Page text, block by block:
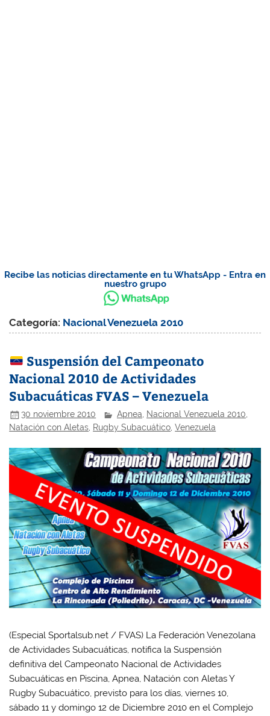
Recibe las noticias directamente en tu WhatsApp - Entra en
nuestro grupo
Categoría: Nacional Venezuela 2010
Suspensión del Campeonato
Nacional 2010 de Actividades
Subacuáticas FVAS – Venezuela
30 noviembre 2010 Apnea, Nacional Venezuela 2010,
Natación con Aletas Rugby Subacuático ,Venezuela
(Especial Sportalsub.net / FVAS) La Federación Venezolana
de Actividades Subacuáticas, notifica la Suspensión
definitiva del Campeonato Nacional de Actividades
Subacuáticas en Piscina, Apnea, Natación con Aletas Y
Rugby Subacuático, previsto para los días, viernes 10,
sábado 11 y domingo 12 de Diciembre 2010 en el Complejo